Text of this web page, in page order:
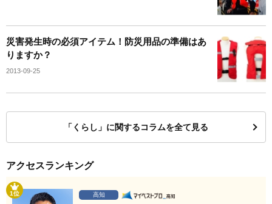
災害発生時の必須アイテム！防災用品の準備はあ
りますか？
2013-09-25
「くらし」に関するコラムを全て見る
アクセスランキング
1位 高知